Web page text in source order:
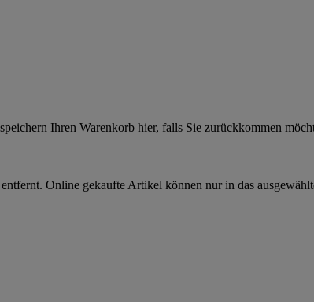
Ihren Warenkorb hier, falls Sie zurückkommen
Online gekaufte Artikel können nur in das